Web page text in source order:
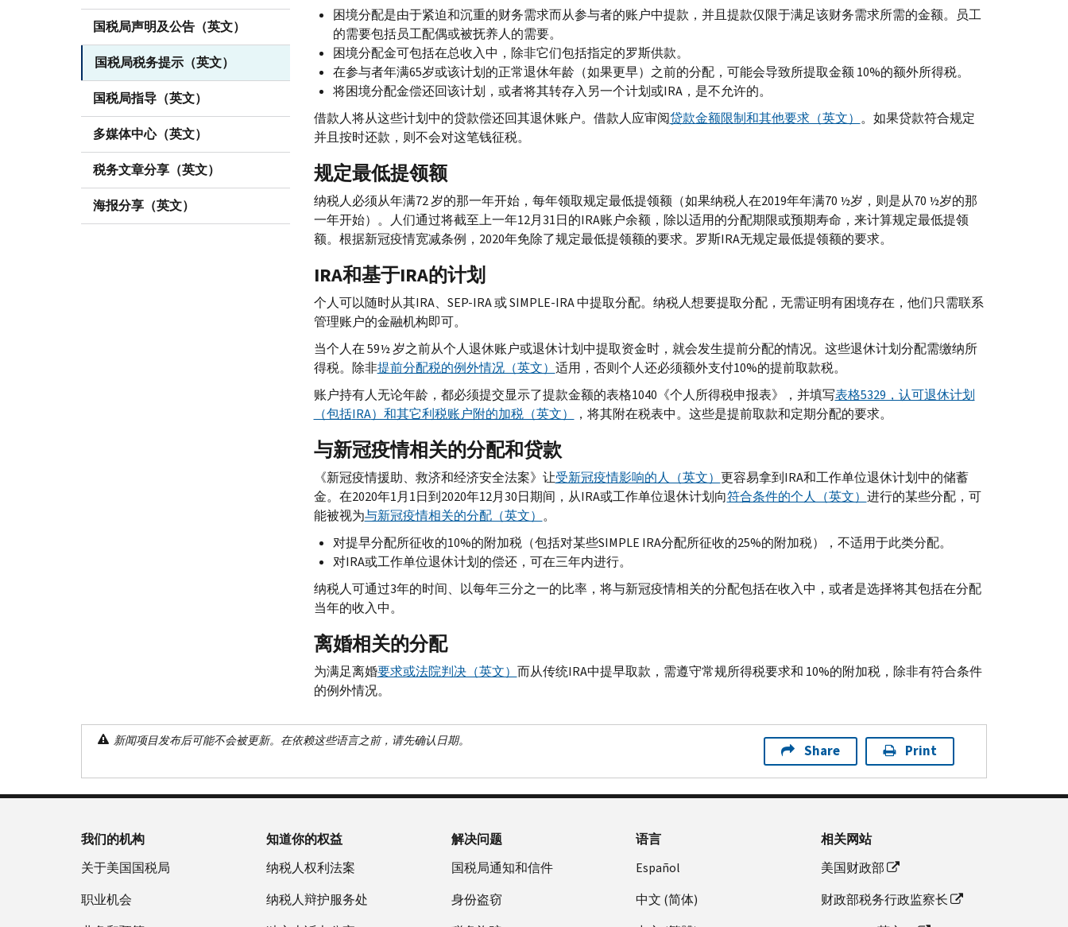
国税局声明及公告（英文）
国税局税务提示（英文）
国税局指导（英文）
多媒体中心（英文）
税务文章分享（英文）
海报分享（英文）
困境分配是由于紧迫和沉重的财务需求而从参与者的账户中提款，并且提款仅限于满足该财务需求所需的金额。员工
的需要包括员工配偶或被抚养人的需要。
困境分配金可包括在总收入中，除非它们包括指定的罗斯供款。
在参与者年满65岁或该计划的正常退休年龄（如果更早）之前的分配，可能会导致所提取金额 10%的额外所得税。
将困境分配金偿还回该计划，或者将其转存入另一个计划或IRA，是不允许的。
借款人将从这些计划中的贷款偿还回其退休账户。借款人应审阅贷款金额限制和其他要求（英文） 。如果贷款符合规定
并且按时还款，则不会对这笔钱征税。
规定最低提领额
纳税人必须从年满72 岁的那一年开始，每年领取规定最低提领额（如果纳税人在2019年年满70 ½岁，则是从70 ½岁的那
一年开始）。人们通过将截至上一年12月31日的IRA账户余额，除以适用的分配期限或预期寿命，来计算规定最低提领
额。根据新冠疫情宽减条例，2020年免除了规定最低提领额的要求。罗斯IRA无规定最低提领额的要求。
IRA和基于IRA的计划
个人可以随时从其IRA、 SEP-IRA或SIMPLE-IRA中提取分配。纳税人想要提取分配，无需证明有困境存在，他们只需联系
管理账户的金融机构即可。
当个人在 59½ 岁之前从个人退休账户或退休计划中提取资金时，就会发生提前分配的情况。这些退休计划分配需缴纳所
得税。除非提前分配税的例外情况（英文） 适用，否则个人还必须额外支付10%的提前取款税。
账户持有人无论年龄，都必须提交显示了提款金额的表格1040《个人所得税申报表》，并填写表格5329，认可退休计划
（包括IRA）和其它利税账户附的加税（英文） ，将其附在税表中。这些是提前取款和定期分配的要求。
与新冠疫情相关的分配和贷款
《新冠疫情援助、救济和经济安全法案》让受新冠疫情影响的人（英文） 更容易拿到IRA和工作单位退休计划中的储蓄
金。在2020年1月1日到2020年12月30日期间，从IRA或工作单位退休计划向符合条件的个人（英文） 进行的某些分配，可
能被视为与新冠疫情相关的分配（英文） 。
对提早分配所征收的10%的附加税（包括对某些SIMPLE IRA分配所征收的25%的附加税），不适用于此类分配。
对IRA或工作单位退休计划的偿还，可在三年内进行。
纳税人可通过3年的时间、以每年三分之一的比率，将与新冠疫情相关的分配包括在收入中，或者是选择将其包括在分配
当年的收入中。
离婚相关的分配
为满足离婚要求或法院判决（英文） 而从传统IRA中提早取款，需遵守常规所得税要求和 10%的附加税，除非有符合条件
的例外情况。
新闻项目发布后可能不会被更新。在依赖这些语言之前，请先确认日期。
Share Print
我们的机构
关于美国国税局
职业机会
知道你的权益
纳税人权利法案
纳税人辩护服务处
解决问题
国税局通知和信件
身份盗窃
语言
Español
中文 (简体)
相关网站
美国财政部
财政部税务行政监察长